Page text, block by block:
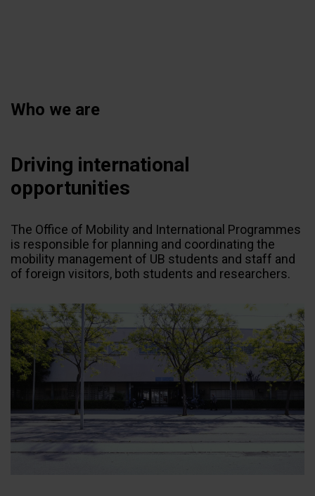
Who we are
Driving international
opportunities
The Office of Mobility and International Programmes
is responsible for planning and coordinating the
mobility management of UB students and staff and
of foreign visitors, both students and researchers.